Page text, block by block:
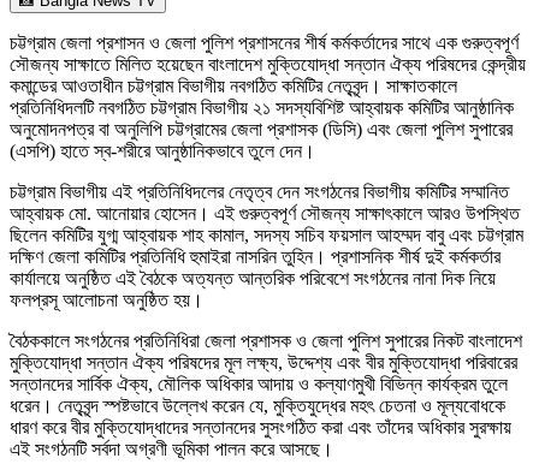
চট্টগ্রাম জেলা প্রশাসন ও জেলা পুলিশ প্রশাসনের শীর্ষ কর্মকর্তাদের সাথে এক গুরুত্বপূর্ণ
সৌজন্য সাক্ষাতে মিলিত হয়েছেন বাংলাদেশ মুক্তিযোদ্ধা সন্তান ঐক্য পরিষদের কেন্দ্রীয়
কমান্ডের আওতাধীন চট্টগ্রাম বিভাগীয় নবগঠিত কমিটির নেতৃবৃন্দ। সাক্ষাতকালে
প্রতিনিধিদলটি নবগঠিত চট্টগ্রাম বিভাগীয় ২১ সদস্যবিশিষ্ট আহ্বায়ক কমিটির আনুষ্ঠানিক
অনুমোদনপত্র বা অনুলিপি চট্টগ্রামের জেলা প্রশাসক (ডিসি) এবং জেলা পুলিশ সুপারের
(এসপি) হাতে স্ব-শরীরে আনুষ্ঠানিকভাবে তুলে দেন।
চট্টগ্রাম বিভাগীয় এই প্রতিনিধিদলের নেতৃত্ব দেন সংগঠনের বিভাগীয় কমিটির সম্মানিত
আহ্বায়ক মো. আনোয়ার হোসেন। এই গুরুত্বপূর্ণ সৌজন্য সাক্ষাৎকালে আরও উপস্থিত
ছিলেন কমিটির যুগ্ম আহ্বায়ক শাহ কামাল, সদস্য সচিব ফয়সাল আহম্মদ বাবু এবং চট্টগ্রাম
দক্ষিণ জেলা কমিটির প্রতিনিধি হুমাইরা নাসরিন তুহিন। প্রশাসনিক শীর্ষ দুই কর্মকর্তার
কার্যালয়ে অনুষ্ঠিত এই বৈঠকে অত্যন্ত আন্তরিক পরিবেশে সংগঠনের নানা দিক নিয়ে
ফলপ্রসূ আলোচনা অনুষ্ঠিত হয়।
বৈঠককালে সংগঠনের প্রতিনিধিরা জেলা প্রশাসক ও জেলা পুলিশ সুপারের নিকট বাংলাদেশ
মুক্তিযোদ্ধা সন্তান ঐক্য পরিষদের মূল লক্ষ্য, উদ্দেশ্য এবং বীর মুক্তিযোদ্ধা পরিবারের
সন্তানদের সার্বিক ঐক্য, মৌলিক অধিকার আদায় ও কল্যাণমুখী বিভিন্ন কার্যক্রম তুলে
ধরেন। নেতৃবৃন্দ স্পষ্টভাবে উল্লেখ করেন যে, মুক্তিযুদ্ধের মহৎ চেতনা ও মূল্যবোধকে
ধারণ করে বীর মুক্তিযোদ্ধাদের সন্তানদের সুসংগঠিত করা এবং তাঁদের অধিকার সুরক্ষায়
এই সংগঠনটি সর্বদা অগ্রণী ভূমিকা পালন করে আসছে।